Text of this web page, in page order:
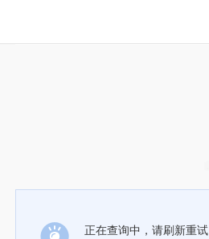
正在查询中，请刷新重试